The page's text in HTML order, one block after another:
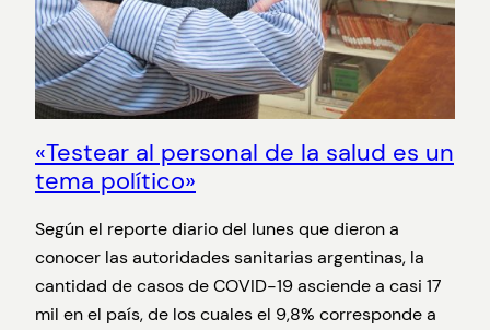
«Testear al personal de la salud es un
tema político»
Según el reporte diario del lunes que dieron a
conocer las autoridades sanitarias argentinas, la
cantidad de casos de COVID-19 asciende a casi 17
mil en el país, de los cuales el 9,8% corresponde a